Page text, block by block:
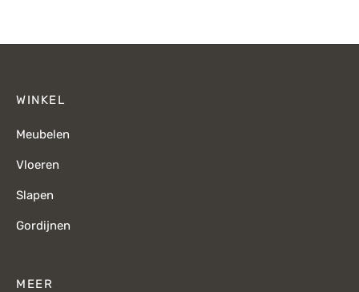
WINKEL
Meubelen
Vloeren
Slapen
Gordijnen
MEER